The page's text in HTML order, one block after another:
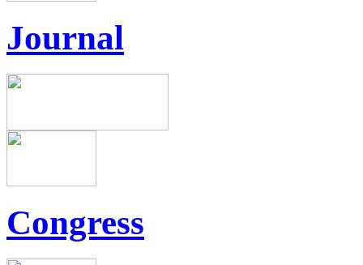
Journal
Congress